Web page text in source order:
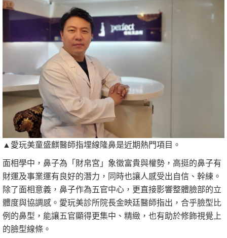
▲愛玩美童盛麒醫師指埋線隆鼻是近期熱門項目。
面相學中，鼻子為「財帛宮」象徵富貴與權勢，高挺的鼻子有
財運及事業運有良好的潛力，同時也讓人感受出自信、幹練。
除了面相意義，鼻子作為五官中心，更直接影響整體臉部的立
體度與協調感。愛玩美診所院長金映廷醫師指出，合乎臉型比
例的鼻型，能讓五官顯得更集中、精緻，也有助於修飾視覺上
的臉型線條。